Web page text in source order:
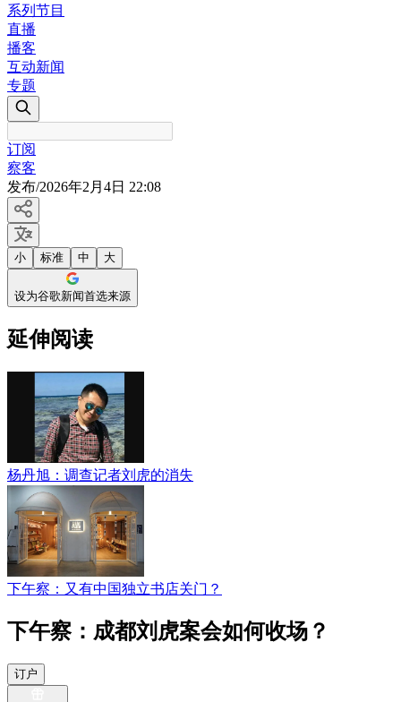
系列节目
直播
播客
互动新闻
专题
订阅
察客
发布/2026年2月4日 22:08
小 标准 中 大
设为谷歌新闻首选来源
延伸阅读
杨丹旭：调查记者刘虎的消失
下午察：又有中国独立书店关门？
下午察：成都刘虎案会如何收场？
订户